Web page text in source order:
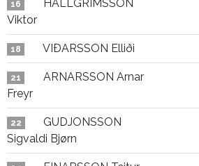
16
HALLGRÍMSSON
Viktor
18 VIÐARSSON Elliði
21
ARNARSSON Arnar
Freyr
22
GUDJONSSON
Sigvaldi Bjørn